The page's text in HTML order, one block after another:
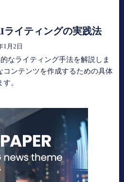
ライティングの実践法
1月2日
なライティング手法を解説しま
ンテンツを作成するための具体
。